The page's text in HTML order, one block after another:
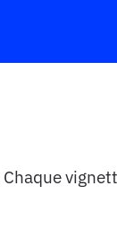
Chaque